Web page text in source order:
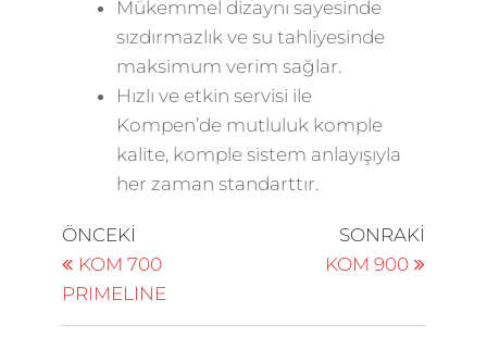
Mükemmel dizaynı sayesinde
sızdırmazlık ve su tahliyesinde
maksimum verim sağlar.
Hızlı ve etkin servisi ile
Kompen’de mutluluk komple
kalite, komple sistem anlayışıyla
her zaman standarttır.
ÖNCEKI
KOM 700
PRIMELINE
SONRAKI
KOM 900